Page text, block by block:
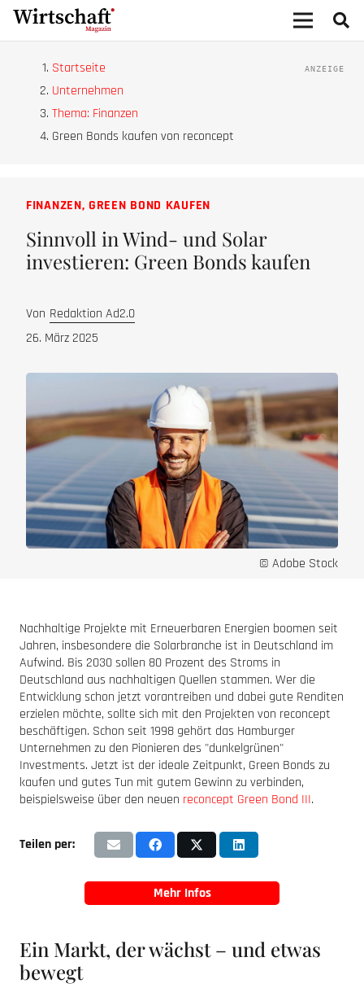
Startseite
Unternehmen
Thema: Finanzen
Green Bonds kaufen von reconcept
FINANZEN,GREEN BOND KAUFEN
Sinnvoll in Wind- und Solar
investieren: Green Bonds kaufen
Von Redaktion Ad2.0
26. März 2025
© Adobe Stock
Nachhaltige Projekte mit Erneuerbaren Energien boomen seit
Jahren, insbesondere die Solarbranche ist in Deutschland im
Aufwind. Bis 2030 sollen 80 Prozent des Stroms in
Deutschland aus nachhaltigen Quellen stammen. Wer die
Entwicklung schon jetzt vorantreiben und dabei gute Renditen
erzielen möchte, sollte sich mit den Projekten von reconcept
beschäftigen. Schon seit 1998 gehört das Hamburger
Unternehmen zu den Pionieren des "dunkelgrünen"
Investments. Jetzt ist der ideale Zeitpunkt, Green Bonds zu
kaufen und gutes Tun mit gutem Gewinn zu verbinden,
beispielsweise über den neuen reconcept Green Bond III.
Teilen per:
Mehr Infos
Ein Markt, der wächst – und etwas
bewegt